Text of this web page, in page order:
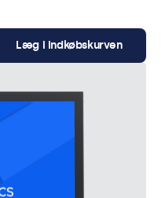
Læg i indkøbskurven